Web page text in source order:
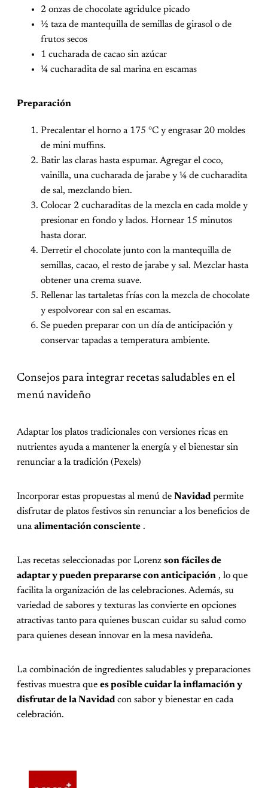
2 onzas de chocolate agridulce picado
½ taza de mantequilla de semillas de girasol o de
frutos secos
1 cucharada de cacao sin azúcar
¼ cucharadita de sal marina en escamas
Preparación
Precalentar el horno a 175 °C y engrasar 20 moldes
de mini muffins.
Batir las claras hasta espumar. Agregar el coco,
vainilla, una cucharada de jarabe y ¼ de cucharadita
de sal, mezclando bien.
Colocar 2 cucharaditas de la mezcla en cada molde y
presionar en fondo y lados. Hornear 15 minutos
hasta dorar.
Derretir el chocolate junto con la mantequilla de
semillas, cacao, el resto de jarabe y sal. Mezclar hasta
obtener una crema suave.
Rellenar las tartaletas frías con la mezcla de chocolate
y espolvorear con sal en escamas.
Se pueden preparar con un día de anticipación y
conservar tapadas a temperatura ambiente.
Consejos para integrar recetas saludables en el
menú navideño
Adaptar los platos tradicionales con versiones ricas en
nutrientes ayuda a mantener la energía y el bienestar sin
renunciar a la tradición (Pexels)
Incorporar estas propuestas al menú de Navidadpermite
disfrutar de platos festivos sin renunciar a los beneficios de
unaalimentación consciente .
Las recetas seleccionadas por Lorenz son fáciles de
adaptar y pueden prepararse con anticipación , lo que
facilita la organización de las celebraciones. Además, su
variedad de sabores y texturas las convierte en opciones
atractivas tanto para quienes buscan cuidar su salud como
para quienes desean innovar en la mesa navideña.
La combinación de ingredientes saludables y preparaciones
festivas muestra que es posible cuidar la inflamación y
disfrutar de la Navidadcon sabor y bienestar en cada
celebración.